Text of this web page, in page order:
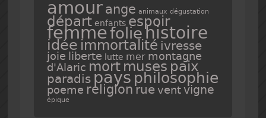
amour ange animaux dégustation
départ enfants espoir
femmefoliehistoire
idée immortalité ivresse
joie liberte lutte mer montagne
d'Alaric mort muses paix
paradis pays philosophie
poeme religion rue vent vigne
épique